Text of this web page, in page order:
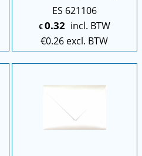
ES 621106
€0.32 incl. BTW
€0.26 excl. BTW